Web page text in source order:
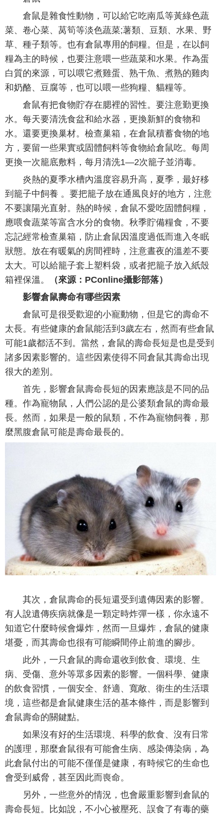
倉鼠是雜食性動物，可以給它吃南瓜等黃綠色蔬
菜、卷心菜、莴筍等淡色蔬菜;薯類、豆類、水果、野
草、種子類等。也有倉鼠專用的飼糧。但是，在以飼
糧為主的時候，也要注意喂一些蔬菜和水果。作為蛋
白質的來源，可以喂它煮雞蛋、熟干魚、煮熟的雞肉
和奶酪、豆腐等，也可以喂一些狗糧、貓糧等。
倉鼠有把食物貯存在腮裡的習性。要注意勤更換
水。每天要清洗食盆和給水器，更換新鮮的食物和
水。還要更換巢材。檢查巢箱，在倉鼠積蓄食物的地
方，要留一些果實或固體飼料等食物給倉鼠吃。每周
更換一次籠底敷料，每月清洗1—2次籠子並消毒。
炎熱的夏季水槽內溫度容易升高，夏季，最好移
到籠子中飼養 。要把籠子放在通風良好的地方，注意
不要讓陽光直射。熱的時候，倉鼠不愛吃固體飼糧，
應喂食蔬菜等富含水分的食物。秋季貯備糧食，不要
忘記經常檢查巢箱，防止倉鼠因溫度過低而進入冬眠
狀態。放在有暖氣的房間裡時，注意晝夜的溫差不要
太大。可以給籠子套上塑料袋，或者把籠子放入紙殼
箱裡保溫。
（來源：PConline攝影部落）
影響倉鼠壽命有哪些因素
倉鼠可是很受歡迎的小寵動物，但是它的壽命不
太長。有些健康的倉鼠能活到3歲左右，然而有些倉鼠
可能1歲都活不到。當然，倉鼠的壽命長短是也是受到
諸多因素影響的。這些因素使得不同倉鼠其壽命出現
很大的差別。
首先，影響倉鼠壽命長短的因素應該是不同的品
種。作為寵物鼠，人們公認的是公婆類倉鼠的壽命最
長。然而，如果是一般的鼠類，不作為寵物飼養，那
麼黑腹倉鼠可能是壽命最長的。
其次，倉鼠壽命的長短還受到遺傳因素的影響。
有人說遺傳疾病就像是一顆定時炸彈一樣，你永遠不
知道它什麼時候會爆炸，然而一旦爆炸，倉鼠的健康
堪憂，而其壽命也很有可能瞬間停止前進的腳步。
此外，一只倉鼠的壽命還收到飲食、環境、生
病、受傷、意外等眾多因素的影響。一個科學、健康
的飲食習慣，一個安全、舒適、寬敞、衛生的生活環
境，這些都是倉鼠健康生活的基本條件，而是影響到
倉鼠壽命的關鍵點。
如果沒有好的生活環境、科學的飲食、沒有日常
的護理，那麼倉鼠很有可能會生病、感染傳染病，為
此倉鼠付出的可能不僅僅是健康，有時候它的生命也
會受到威脅，甚至因此而喪命。
另外，一些意外的情況，也會嚴重影響到倉鼠的
壽命長短。比如說，不小心被壓死、誤食了有毒的藥